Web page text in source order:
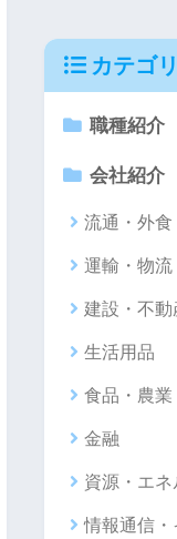
カテゴ
職種紹介
会社紹介
流通・外食
運輸・物流
建設・不動
生活用品
食品・農業
金融
資源・エ
情報通信・